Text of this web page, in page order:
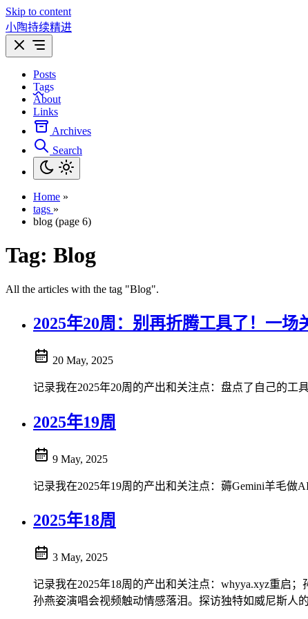
Skip to content
小陶持续精进
Posts
Tags
About
Links
Archives
Search
Home »
tags »
blog (page 6)
Tag: Blog
All the articles with the tag "Blog".
2025年20周：别再折腾工具了！一
20 May, 2025
记录我在2025年20周的产出和关注点：盘点了自己的工
2025年19周
9 May, 2025
记录我在2025年19周的产出和关注点：薅Gemini羊毛做
2025年18周
3 May, 2025
记录我在2025年18周的产出和关注点：whyya.xyz重启
孙燕姿演唱会视频触动情感落泪。探访独特如威尼斯人